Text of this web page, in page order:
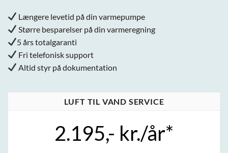
Længere levetid på din varmepumpe
Større besparelser på din varmeregning
5 års totalgaranti
Fri telefonisk support
Altid styr på dokumentation
LUFT TIL VAND SERVICE
2.195,- kr./år*